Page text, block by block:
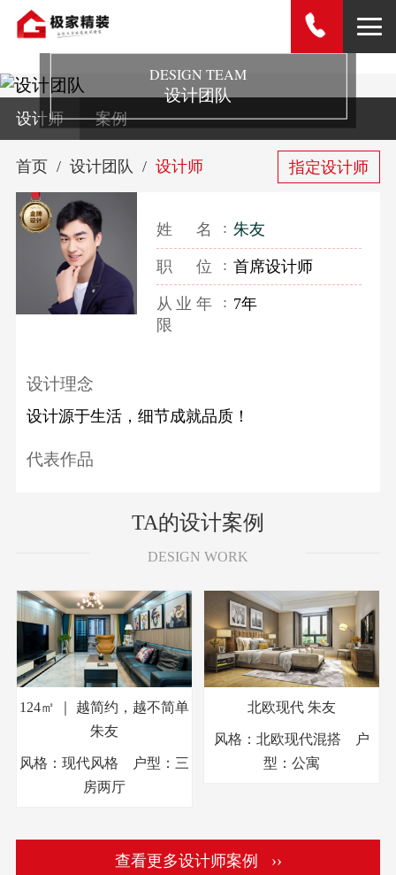
DESIGN TEAM
设计团队
设计师 案例
首页 设计团队 设计师 指定设计师
姓名 朱友
职位 首席设计师
从业年
限
7年
设计理念
设计源于生活，细节成就品质！
代表作品
TA的设计案例
DESIGN WORK
124㎡ ｜ 越简约，越不简单
朱友
风格：现代风格 户型：三
房两厅
北欧现代 朱友
风格：北欧现代混搭 户
型：公寓
查看更多设计师案例 ››